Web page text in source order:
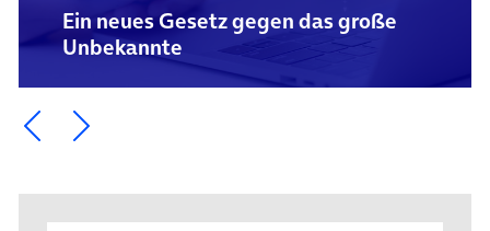
Ein neues Gesetz gegen das große
Unbekannte
Ein Element zurück blättern
Ein Element weiter blättern